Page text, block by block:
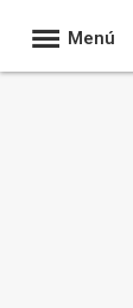
Menú